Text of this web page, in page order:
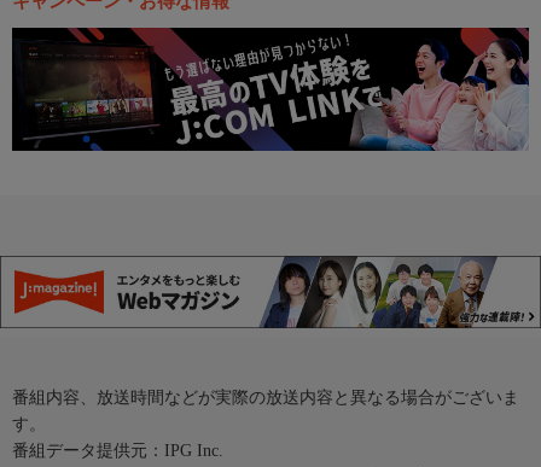
番組内容、放送時間などが実際の放送内容と異なる場合がございま
す。
番組データ提供元：IPG Inc.